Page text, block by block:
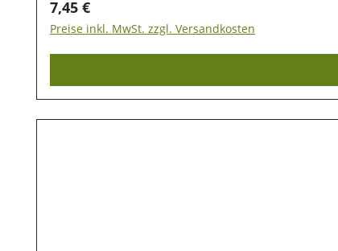
Regulärer Preis:
7,45 €
Preise inkl. MwSt. zzgl. Versandkosten